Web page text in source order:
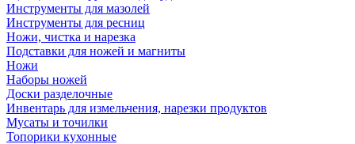
Инструменты для мазолей
Инструменты для ресниц
Ножи, чистка и нарезка
Подставки для ножей и магниты
Ножи
Наборы ножей
Доски разделочные
Инвентарь для измельчения, нарезки продуктов
Мусаты и точилки
Топорики кухонные